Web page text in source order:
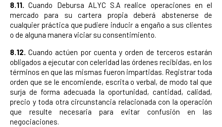
8.11. Cuando Debursa ALYC S.A realice operaciones en el
mercado para su cartera propia deberá abstenerse de
cualquier práctica que pudiere inducir a engaño a sus clientes
o de alguna manera viciar su consentimiento.
8.12. Cuando actúen por cuenta y orden de terceros estarán
obligados a ejecutar con celeridad las órdenes recibidas, en los
términos en que las mismas fueron impartidas. Registrar toda
orden que se le encomiende, escrita o verbal, de modo tal que
surja de forma adecuada la oportunidad, cantidad, calidad,
precio y toda otra circunstancia relacionada con la operación
que resulte necesaria para evitar confusión en las
negociaciones.